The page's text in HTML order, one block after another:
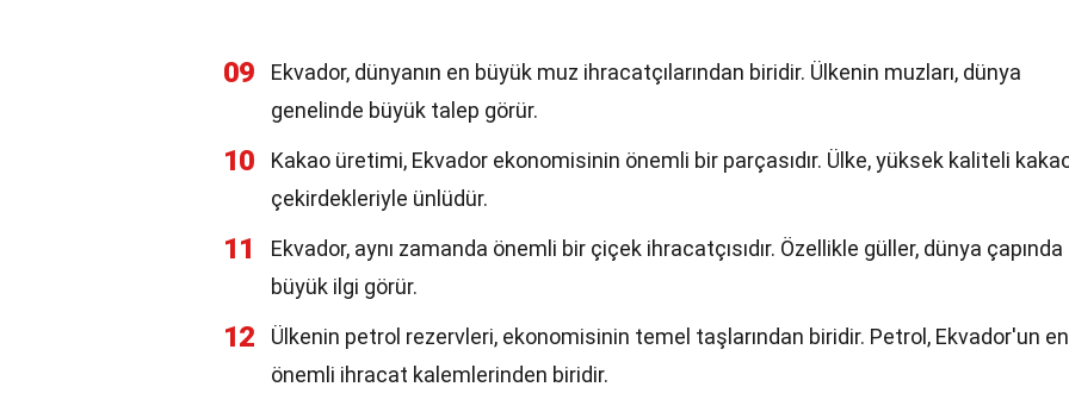
09
Ekvador, dünyanın en büyük muz ihracatçılarından biridir. Ülkenin muzları, dünya
genelinde büyük talep görür.
10
Kakao üretimi, Ekvador ekonomisinin önemli bir parçasıdır. Ülke, yüksek kaliteli
çekirdekleriyle ünlüdür.
11
Ekvador, aynı zamanda önemli bir çiçek ihracatçısıdır. Özellikle güller, dünya çapında
büyük ilgi görür.
12
Ülkenin petrol rezervleri, ekonomisinin temel taşlarından biridir. Petrol, Ekvador'un en
önemli ihracat kalemlerinden biridir.